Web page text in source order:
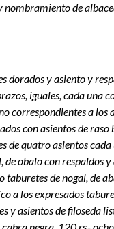
de
dorados y asiento y
iguales, cada una
correspondientes a los
con asientos de
de quatro asientos
obalo con respaldos
de nogal, de
a los expresados
y asientos de filoseda